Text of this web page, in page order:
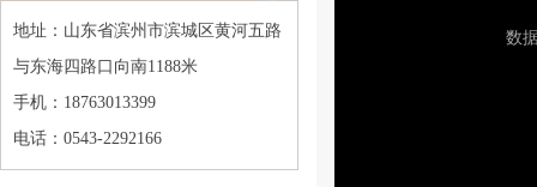
地址：山东省滨州市滨城区黄河五路
与东海四路口向南1188米
手机：18763013399
电话：0543-2292166